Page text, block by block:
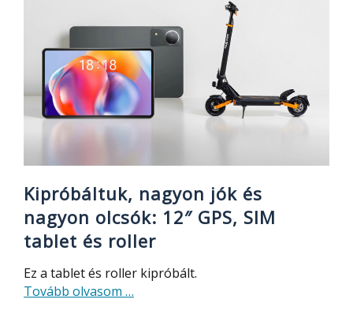
okosóra,
zene
lejátszással
Kipróbáltuk, nagyon jók és
nagyon olcsók: 12″ GPS, SIM
tablet és roller
Ez a tablet és roller kipróbált.
Tovább olvasom about
…